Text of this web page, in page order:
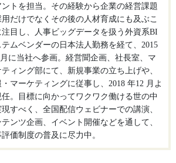
ントを担当。その経験から企業の経営課題
だけでなくその後の人材育成にも及ぶこ
注目し、人事ビッグデータを扱う外資系BI
テムベンダーの日本法人勤務を経て、2015
に当社へ参画。経営聞企画、社長室、マ
ティング部にて、新規事業の立ち上げや、
・マーケティングに従事し、2018 年12 月よ
任。目標に向かってワクワク働ける世の中
現すべく、全国配信ウェビナーでの講演、
テンツ企画、イベント開催などを通して、
評価制度の普及に尽力中。